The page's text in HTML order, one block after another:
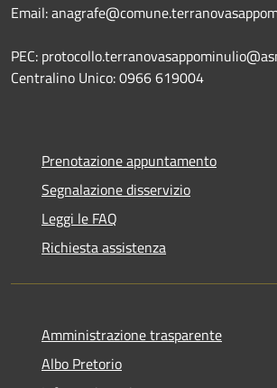
Email:
PEC:
Centralino Unico: 0966 619004
Prenotazione appuntamento
Segnalazione disservizio
Leggi le FAQ
Richiesta assistenza
Amministrazione trasparente
Albo Pretorio